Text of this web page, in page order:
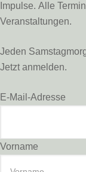
Impulse. Alle
Veranstaltungen.
Jeden
Jetzt anmelden.
E-Mail-Adresse
Vorname